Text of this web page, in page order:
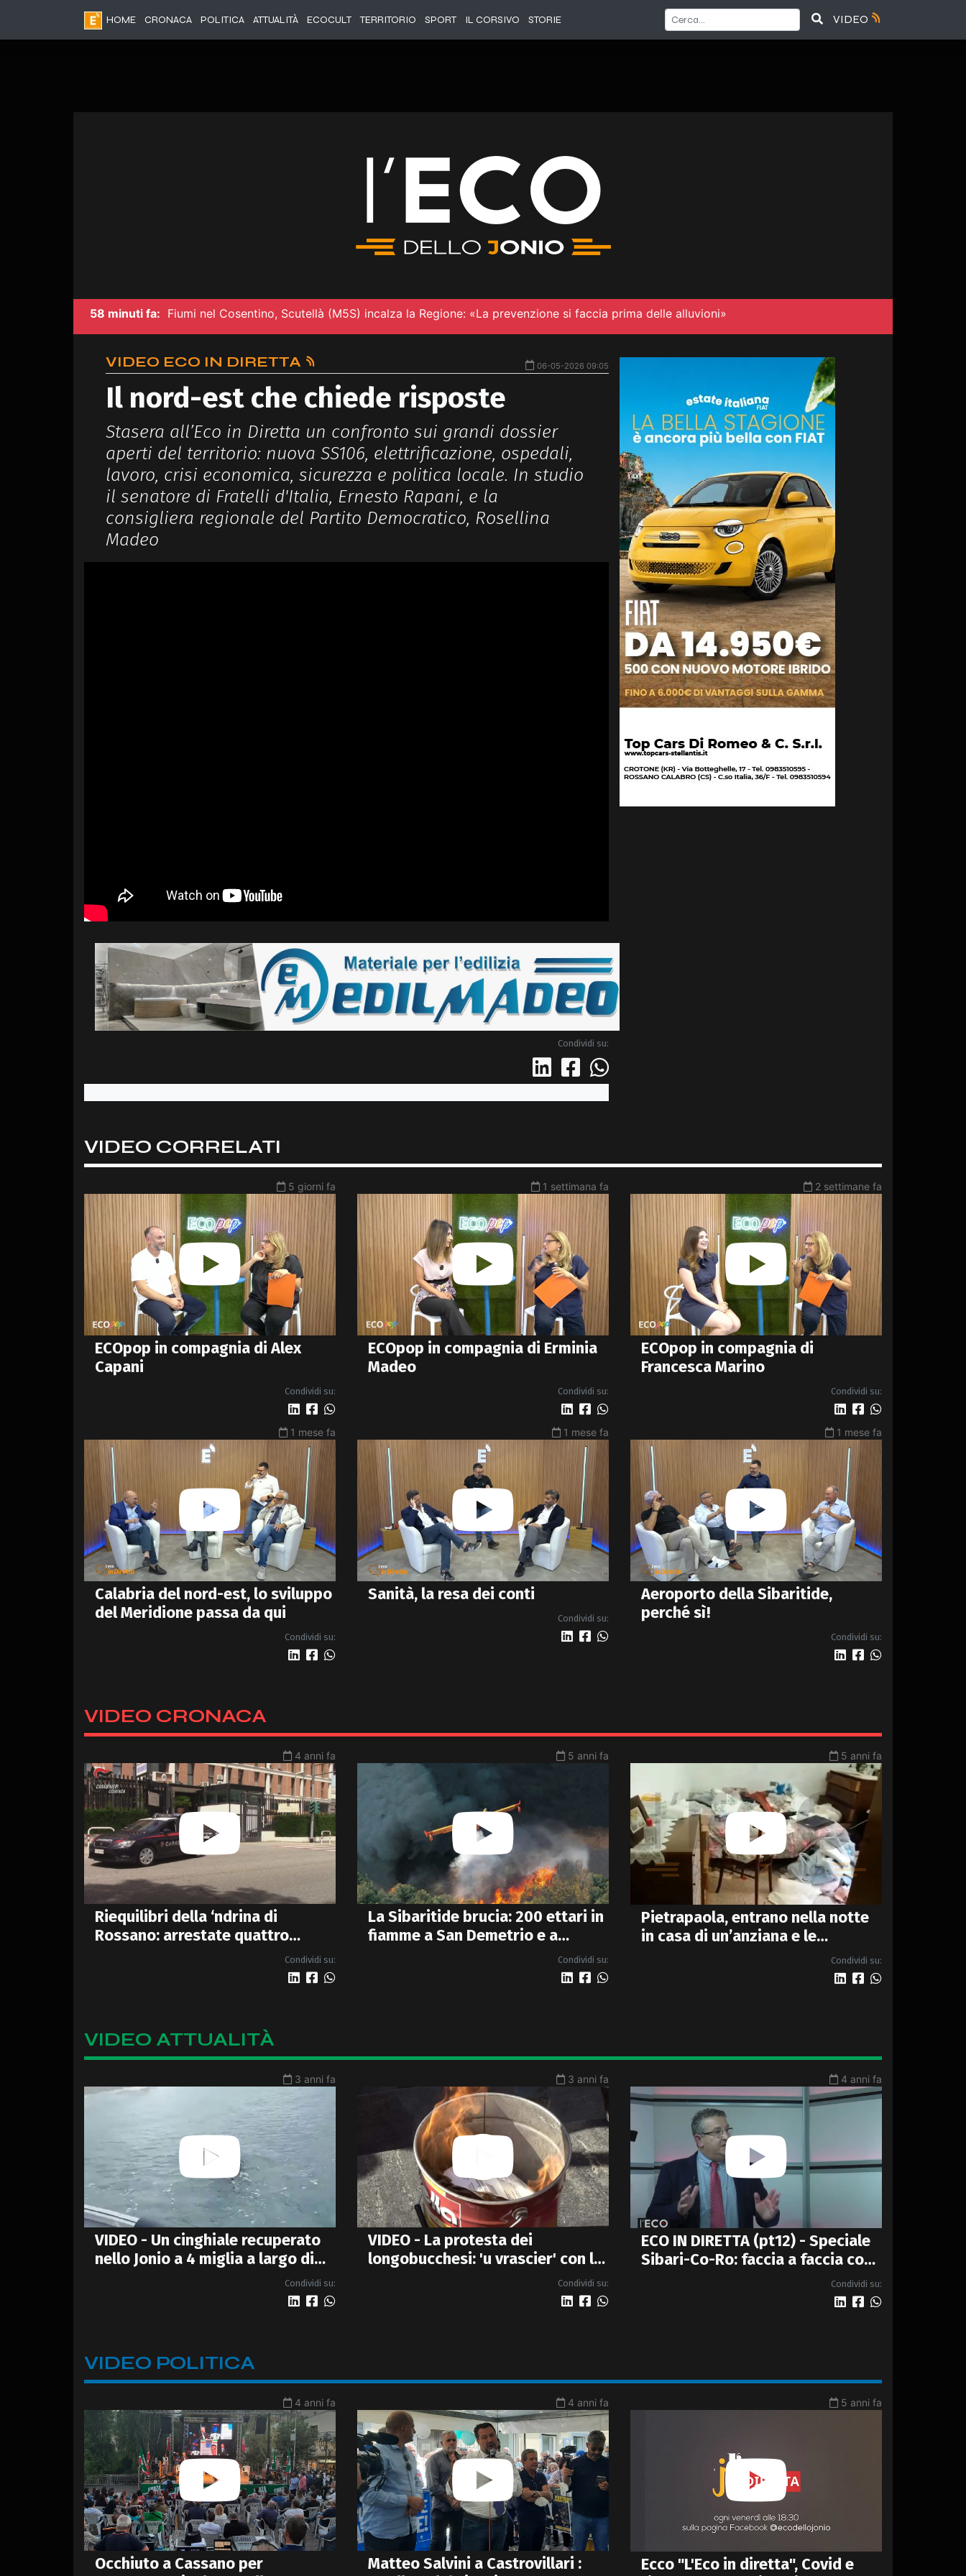
HOME CRONACA POLITICA ATTUALITÀ ECOCULT TERRITORIO SPORT IL CORSIVO STORIE VIDEO
58 minuti fa: Fiumi nel Cosentino, Scutellà (M5S) incalza la Regione: «La prevenzione si faccia prima delle alluvioni»
VIDEO ECO IN DIRETTA 06-05-2026 09:05
Il nord-est che chiede risposte
Stasera all’Eco in Diretta un confronto sui grandi dossier
aperti del territorio: nuova SS106, elettrificazione, ospedali,
lavoro, crisi economica, sicurezza e politica locale. In studio
il senatore di Fratelli d'Italia, Ernesto Rapani, e la
consigliera regionale del Partito Democratico, Rosellina
Madeo
Condividi su:
VIDEO CORRELATI
5 giorni fa
ECOpop in compagnia di Alex
Capani
Condividi su:
1 settimana fa
ECOpop in compagnia di Erminia
Madeo
Condividi su:
2 settimane fa
ECOpop in compagnia di
Francesca Marino
Condividi su:
1 mese fa
Calabria del nord-est, lo sviluppo
del Meridione passa da qui
Condividi su:
1 mese fa
Sanità, la resa dei conti
Condividi su:
1 mese fa
Aeroporto della Sibaritide,
perché sì!
Condividi su:
VIDEO CRONACA
4 anni fa
Riequilibri della ‘ndrina di
Rossano: arrestate quattro
Condividi su:
5 anni fa
La Sibaritide brucia: 200 ettari in
fiamme a San Demetrio e a
Condividi su:
5 anni fa
Pietrapaola, entrano nella notte
in casa di un’anziana e le
Condividi su:
VIDEO ATTUALITÀ
3 anni fa
VIDEO - Un cinghiale recuperato
nello Jonio a 4 miglia a largo di
Condividi su:
3 anni fa
VIDEO - La protesta dei
longobucchesi: 'u vrascier' con le
bollette della luce e del gasCondividi su:
4 anni fa
ECO IN DIRETTA (pt12) - Speciale
Sibari-Co-Ro: faccia a faccia con
dettagli della nuova 4 corsie
Condividi su:
VIDEO POLITICA
4 anni fa
Occhiuto a Cassano per
4 anni fa
Matteo Salvini a Castrovillari :
5 anni fa
Ecco "L'Eco in diretta", Covid e